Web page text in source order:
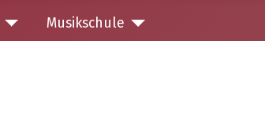
Musikschule